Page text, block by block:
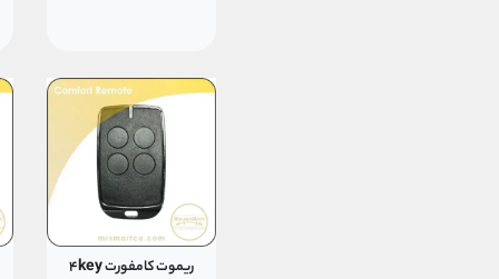
که به راحتی قابل تعویض است
برد ریموت نایس در فضای باز
بین 30 تا 50 متر است.
ریموت کامفورت 4key